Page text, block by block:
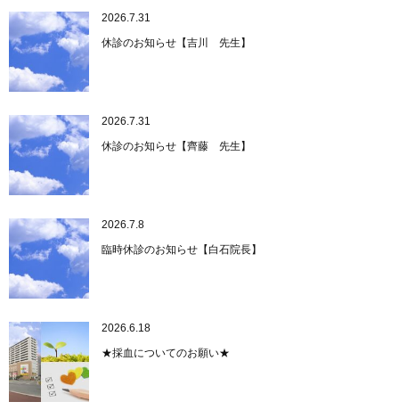
休診のお知らせ【吉川 先生】
2026.7.31
休診のお知らせ【齊藤 先生】
2026.7.31
臨時休診のお知らせ【白石院長】
2026.7.8
★採血についてのお願い★
2026.6.18